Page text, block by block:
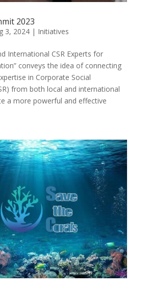
2023
3, 2024| Initiatives
International CSR Experts for
conveys the idea of connecting
in Corporate Social
from both local and international
a more powerful and effective